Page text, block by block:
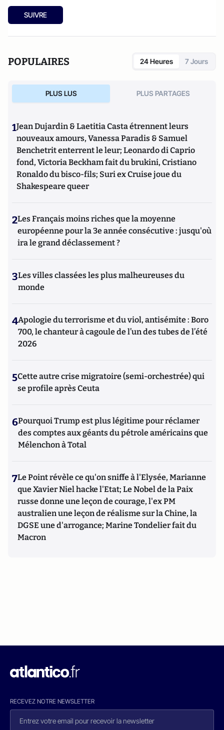
SUIVRE
POPULAIRES 24 Heures 7 Jours
PLUS LUS PLUS PARTAGES
1Jean Dujardin & Laetitia Casta étrennent leurs
nouveaux amours, Vanessa Paradis & Samuel
Benchetrit enterrent le leur; Leonardo di Caprio
fond, Victoria Beckham fait du brukini, Cristiano
Ronaldo du bisco-fils; Suri ex Cruise joue du
Shakespeare queer
2Les Français moins riches que la moyenne
européenne pour la 3e année consécutive : jusqu'où
ira le grand déclassement ?
3Les villes classées les plus malheureuses du
monde
4Apologie du terrorisme et du viol, antisémite : Boro
700, le chanteur à cagoule de l’un des tubes de l’été
2026
5Cette autre crise migratoire (semi-orchestrée) qui
se profile après Ceuta
6Pourquoi Trump est plus légitime pour réclamer
des comptes aux géants du pétrole américains que
Mélenchon à Total
7Le Point révèle ce qu'on sniffe à l'Elysée, Marianne
que Xavier Niel hacke l'Etat; Le Nobel de la Paix
russe donne une leçon de courage, l'ex PM
australien une leçon de réalisme sur la Chine, la
DGSE une d'arrogance; Marine Tondelier fait du
Macron
RECEVEZ NOTRE NEWSLETTER